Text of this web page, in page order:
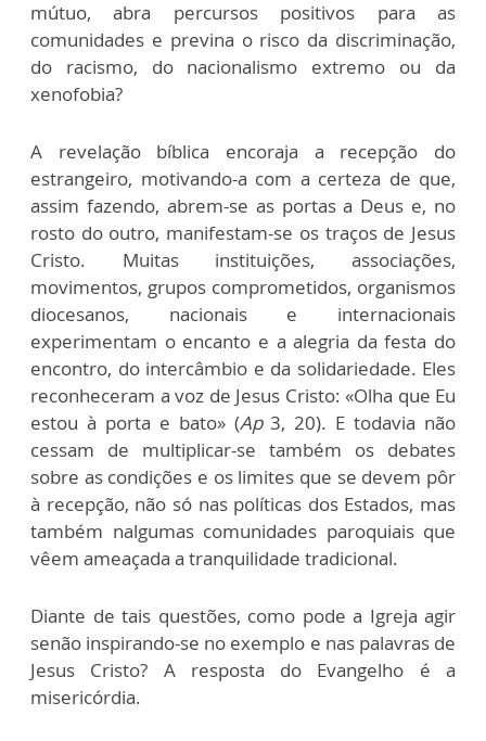
mútuo, abra percursos positivos para as
comunidades e previna o risco da discriminação,
do racismo, do nacionalismo extremo ou da
xenofobia?
A revelação bíblica encoraja a recepção do
estrangeiro, motivando-a com a certeza de que,
assim fazendo, abrem-se as portas a Deus e, no
rosto do outro, manifestam-se os traços de Jesus
Cristo. Muitas instituições, associações,
movimentos, grupos comprometidos, organismos
diocesanos, nacionais e internacionais
experimentam o encanto e a alegria da festa do
encontro, do intercâmbio e da solidariedade. Eles
reconheceram a voz de Jesus Cristo: «Olha que Eu
estou à porta e bato» (Ap 3, 20). E todavia não
cessam de multiplicar-se também os debates
sobre as condições e os limites que se devem pôr
à recepção, não só nas políticas dos Estados, mas
também nalgumas comunidades paroquiais que
vêem ameaçada a tranquilidade tradicional.
Diante de tais questões, como pode a Igreja agir
senão inspirando-se no exemplo e nas palavras de
Jesus Cristo? A resposta do Evangelho é a
misericórdia.